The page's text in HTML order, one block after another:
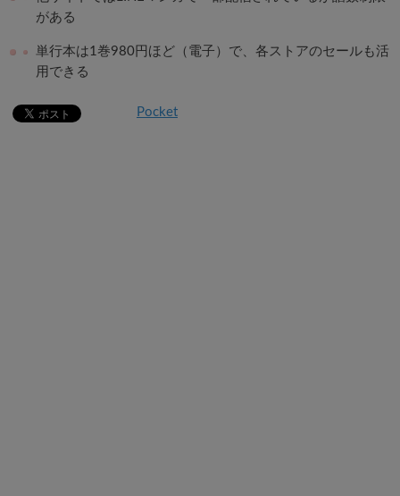
がある
単行本は1巻980円ほど（電子）で、各ストアのセールも活
用できる
Pocket